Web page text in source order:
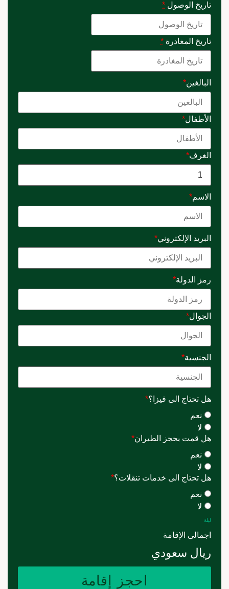
تاريخ الوصول *
تاريخ المغادرة *
البالغين*
الأطفال*
الغرف*
الاسم*
البريد الإلكتروني*
رمز الدولة*
الجوال*
الجنسية*
هل تحتاج الى فيزا؟*
نعم
لا
هل قمت بحجز الطيران*
نعم
لا
هل تحتاج الى خدمات تنقلات؟*
نعم
لا
ليلة
اجمالى الإقامة
ريال سعودي
احجز إقامة